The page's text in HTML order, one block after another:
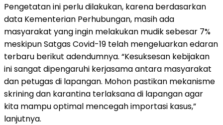
Pengetatan ini perlu dilakukan, karena berdasarkan
data Kementerian Perhubungan, masih ada
masyarakat yang ingin melakukan mudik sebesar 7%
meskipun Satgas Covid-19 telah mengeluarkan edaran
terbaru berikut adendumnya. “Kesuksesan kebijakan
ini sangat dipengaruhi kerjasama antara masyarakat
dan petugas di lapangan. Mohon pastikan mekanisme
skrining dan karantina terlaksana di lapangan agar
kita mampu optimal mencegah importasi kasus,”
lanjutnya.